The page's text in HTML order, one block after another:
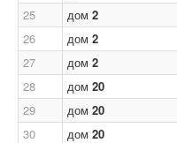
25
дом 2
26
дом 2
27
дом 2
28
дом 20
29
дом 20
30
дом 20